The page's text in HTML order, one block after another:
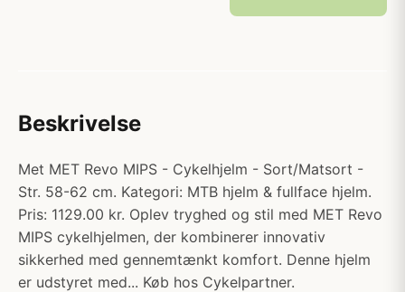
Beskrivelse
Met MET Revo MIPS - Cykelhjelm - Sort/Matsort -
Str. 58-62 cm. Kategori: MTB hjelm & fullface hjelm.
Pris: 1129.00 kr. Oplev tryghed og stil med MET Revo
MIPS cykelhjelmen, der kombinerer innovativ
sikkerhed med gennemtænkt komfort. Denne hjelm
er udstyret med... Køb hos Cykelpartner.